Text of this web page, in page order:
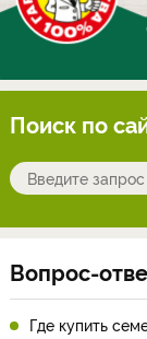
Поиск по
Вопрос-
Где купить